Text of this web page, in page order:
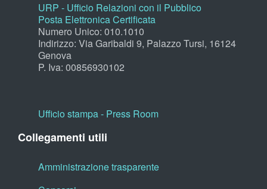
URP - Ufficio Relazioni con il Pubblico
Posta Elettronica Certificata
Numero Unico: 010.1010
Indirizzo: Via Garibaldi 9, Palazzo Tursi, 16124
Genova
P. Iva: 00856930102
Ufficio stampa - Press Room
Collegamenti utili
Amministrazione trasparente